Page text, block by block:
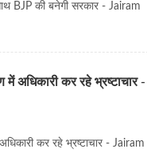
BJP की बनेगी सरकार - Jairam
अधिकारी कर रहे भ्रष्टाचार -
कर रहे भ्रष्टाचार - Jairam